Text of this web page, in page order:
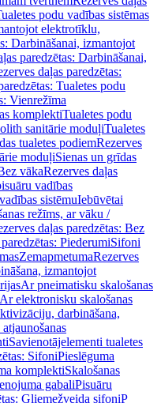
podu vadības sistēmas
elektrotīklu,
Darbināšanai, izmantojot
paredzētas: Darbināšanai,
daļas paredzētas:
Tualetes podu
Vienrežīma
komplektiTualetes podu
sanitārie moduļiTualetes
tualetes podiemRezerves
moduļiSienas un grīdas
vākaRezerves daļas
vadības
sistēmuIebūvētai
režīms, ar vāku /
daļas paredzētas: Bez
PiederumiSifoni
ZemapmetumaRezerves
izmantojot
Ar pneimatisku skalošanas
Ar elektronisku skalošanas
darbināšana,
Savienotājelementi tualetes
SifoniPieslēguma
komplektiSkalošanas
gabaliPisuāru
Gliemežveida sifoniP